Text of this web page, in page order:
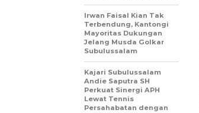
Irwan Faisal Kian Tak
Terbendung, Kantongi
Mayoritas Dukungan
Jelang Musda Golkar
Subulussalam
Kajari Subulussalam
Andie Saputra SH
Perkuat Sinergi APH
Lewat Tennis
Persahabatan dengan